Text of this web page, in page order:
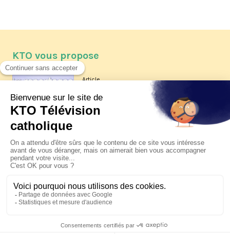
KTO vous propose
Article
Les reportages d'été 2026 de KTO
La visite pastorale du pape Léon
XIV à Assise à suivre sur KTO le
jeudi 6 août
Le pape en Uruguay, Argentine et
Pérou du 6 au 17 novembre 2026